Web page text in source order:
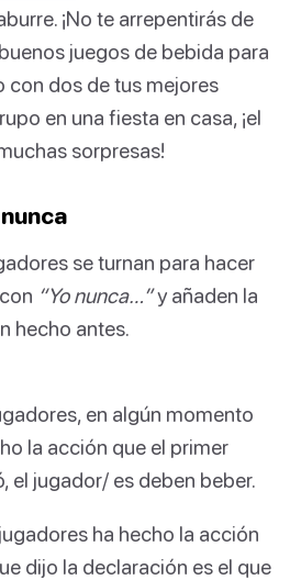
¡No te arrepentirás de
juegos de bebida para
con dos de tus mejores
en una fiesta en casa, ¡el
sorpresas!
se turnan para hacer
“Yo nunca…”y añaden la
hecho antes.
en algún momento
la acción que el primer
el jugador/ es deben beber.
ha hecho la acción
dijo la declaración es el que